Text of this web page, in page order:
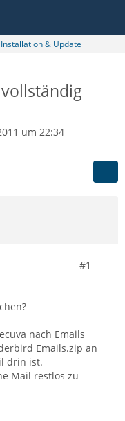
& Update
um 22:34
#1
nach Emails
Emails.zip an
drin ist.
Mail restlos zu